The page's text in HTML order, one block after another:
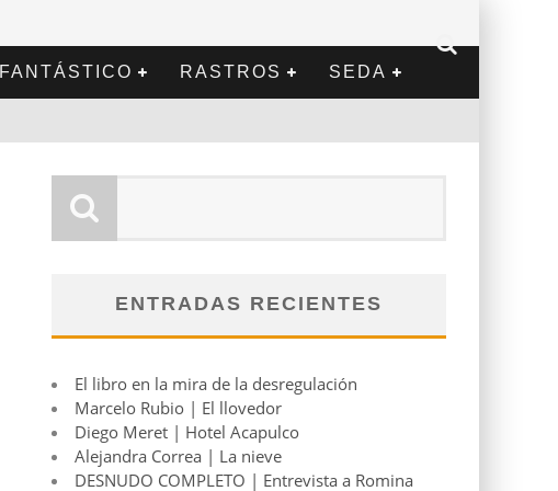
FANTÁSTICO RASTROS SEDA
ENTRADAS RECIENTES
El libro en la mira de la desregulación
Marcelo Rubio | El llovedor
Diego Meret | Hotel Acapulco
Alejandra Correa | La nieve
DESNUDO COMPLETO | Entrevista a Romina